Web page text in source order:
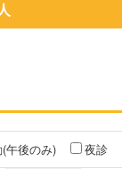
(午後のみ) 夜診